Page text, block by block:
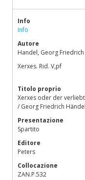
Info
Info
Autore
Handel, Georg Friedrich
Xerxes. Rid. V,pf
Titolo proprio
Xerxes oder der
/ Georg Friedrich
Presentazione
Spartito
Editore
Peters
Collocazione
ZAN.P.532